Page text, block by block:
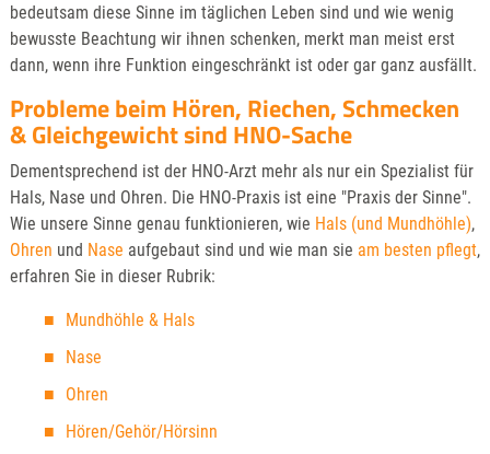
bedeutsam diese Sinne im täglichen Leben sind und wie wenig
bewusste Beachtung wir ihnen schenken, merkt man meist erst
dann, wenn ihre Funktion eingeschränkt ist oder gar ganz ausfällt.
Probleme beim Hören, Riechen, Schmecken
& Gleichgewicht sind HNO-Sache
Dementsprechend ist der HNO-Arzt mehr als nur ein Spezialist für
Hals, Nase und Ohren. Die HNO-Praxis ist eine "Praxis der Sinne".
Wie unsere Sinne genau funktionieren, wie Hals (und Mundhöhle),
Ohren und Nase aufgebaut sind und wie man sie am besten pflegt,
erfahren Sie in dieser Rubrik:
Mundhöhle & Hals
Nase
Ohren
Hören/Gehör/Hörsinn